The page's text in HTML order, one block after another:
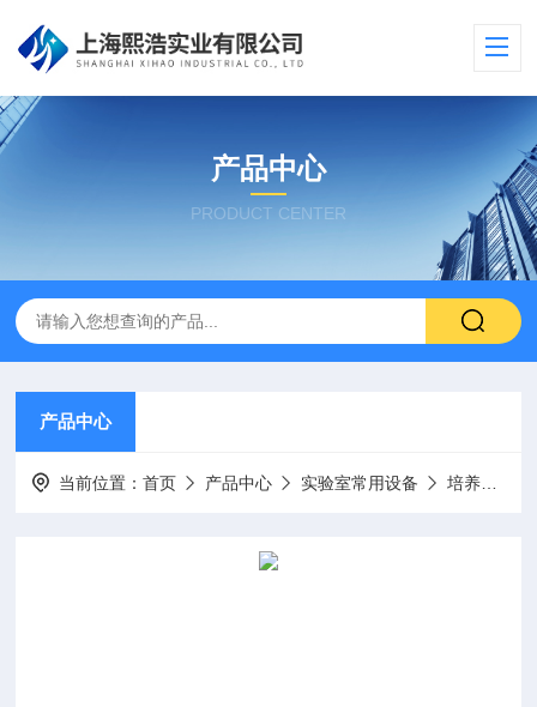
产品中心
PRODUCT CENTER
产品中心
当前位置：首页 产品中心 实验室常用设备 培养箱/消毒箱